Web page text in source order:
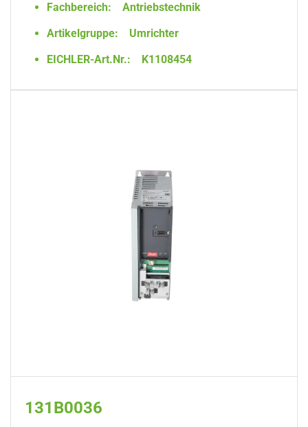
Fachbereich:
Antriebstechnik
Artikelgruppe:
Umrichter
EICHLER-Art.Nr.:
K1108454
131B0036